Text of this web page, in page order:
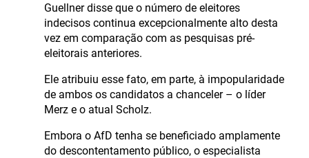
Guellner disse que o número de eleitores
indecisos continua excepcionalmente alto desta
vez em comparação com as pesquisas pré-
eleitorais anteriores.
Ele atribuiu esse fato, em parte, à impopularidade
de ambos os candidatos a chanceler – o líder
Merz e o atual Scholz.
Embora o AfD tenha se beneficiado amplamente
do descontentamento público, o especialista